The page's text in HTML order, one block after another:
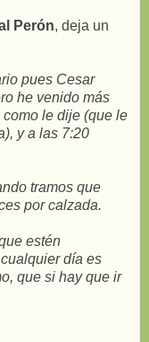
Perón, deja un
pues Cesar
he venido más
le dije (que le
y a las 7:20
tramos que
por calzada.
estén
día es
que si hay que ir